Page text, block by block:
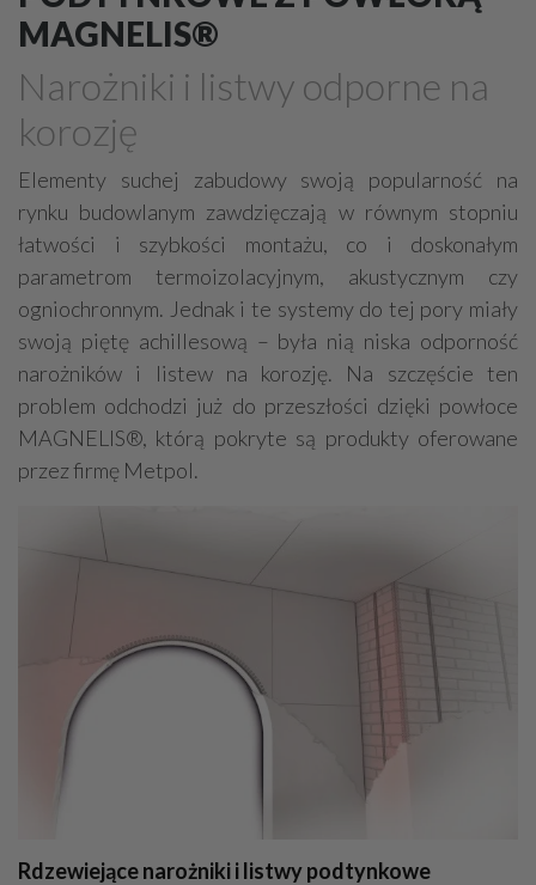
Drewno, konstrukcje drewniane
Farby, kleje, lakiery, emalie
Cegły, pustaki, bloczki
Szalunki, szalunki kartonowe
Techniki zamocowań
Beton komórkowy
Kruszywa
Systemy kominowe
Izolacje akustyczne
Składy budowlane
Stal, wyroby stalowe
Sklejki Blachy
Szkło
Tworzywa sztuczne
Styropian
System barw
Filtry
Metale
MAGNELIS®
Narożniki i listwy odporne na
korozję
Elementy suchej zabudowy swoją popularność na
rynku budowlanym zawdzięczają w równym stopniu
łatwości i szybkości montażu, co i doskonałym
parametrom termoizolacyjnym, akustycznym czy
ogniochronnym. Jednak i te systemy do tej pory miały
swoją piętę achillesową – była nią niska odporność
narożników i listew na korozję. Na szczęście ten
problem odchodzi już do przeszłości dzięki powłoce
MAGNELIS®, którą pokryte są produkty oferowane
przez firmę Metpol.
Rdzewiejące narożniki i listwy podtynkowe